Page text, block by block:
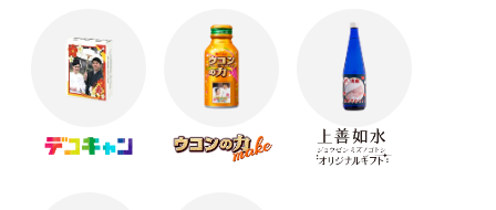
寒くなる季節に向けてかわいいギフトの準備を始め
ようっ
【ハロウィンまで残り1か月】Cuteなオリジナルギフ
ト！